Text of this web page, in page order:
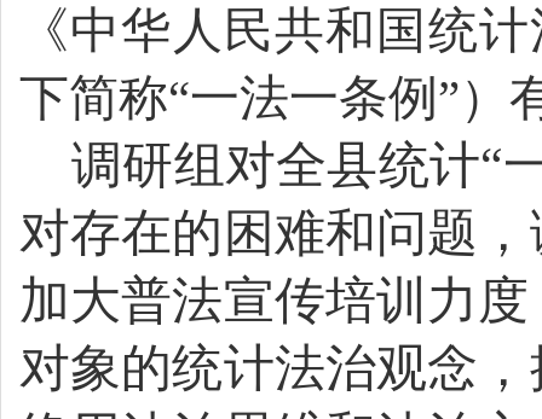
《中华人民共和国统
下简称“一法一条例”）
调研组对全县统计“
对存在的困难和问题
加大普法宣传培训力
对象的统计法治观念